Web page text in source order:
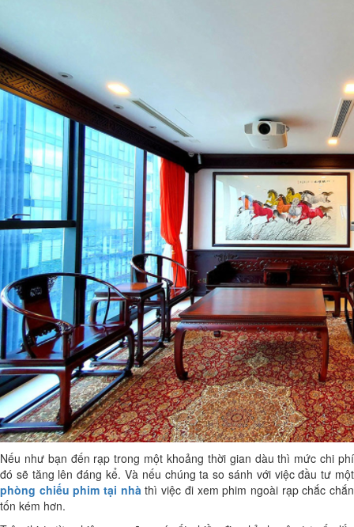
Nếu như bạn đến rạp trong một khoảng thời gian dàu thì mức chi phí
đó sẽ tăng lên đáng kể. Và nếu chúng ta so sánh với việc đầu tư một
phòng chiếu phim tại nhàthì việc đi xem phim ngoài rạp chắc chắn
tốn kém hơn.